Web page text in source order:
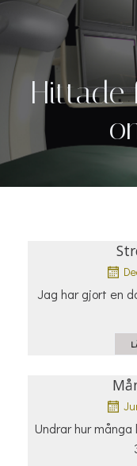
Hittade
Jag har gjort en
Undrar hur